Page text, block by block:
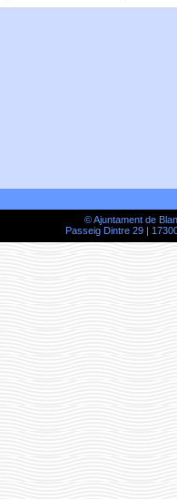
© Ajuntament de
Passeig Dintre 29 |